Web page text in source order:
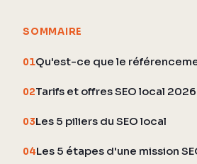
SOMMAIRE
01Qu'est-ce que le
02Tarifs et offres SEO local 2026
03Les 5 piliers du SEO local
04Les 5 étapes d'une mission